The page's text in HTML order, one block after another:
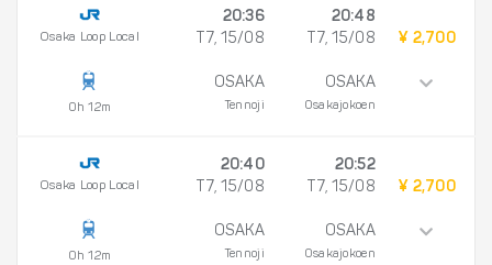
Osaka Loop Local
0h 12m
20:36
T7, 15/08
OSAKA
Tennoji
20:48
T7, 15/08
OSAKA
Osakajokoen
¥ 2,700
Osaka Loop Local
0h 12m
20:40
T7, 15/08
OSAKA
Tennoji
20:52
T7, 15/08
OSAKA
Osakajokoen
¥ 2,700